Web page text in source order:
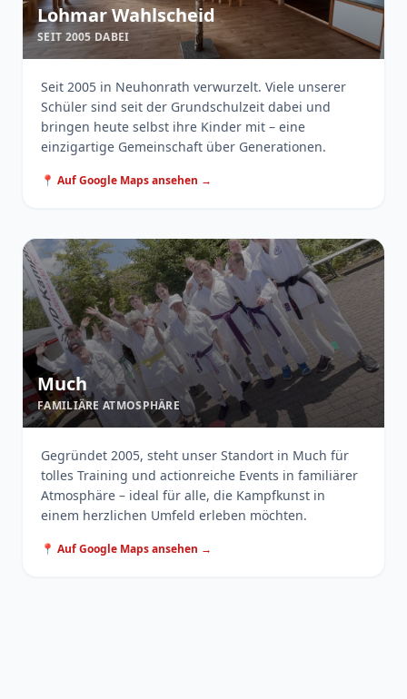
Lohmar Wahlscheid
SEIT 2005 DABEI
Seit 2005 in Neuhonrath verwurzelt. Viele unserer
Schüler sind seit der Grundschulzeit dabei und
bringen heute selbst ihre Kinder mit – eine
einzigartige Gemeinschaft über Generationen.
📍 Auf Google Maps ansehen →
Much
FAMILIÄRE ATMOSPHÄRE
Gegründet 2005, steht unser Standort in Much für
tolles Training und actionreiche Events in familiärer
Atmosphäre – ideal für alle, die Kampfkunst in
einem herzlichen Umfeld erleben möchten.
📍 Auf Google Maps ansehen →